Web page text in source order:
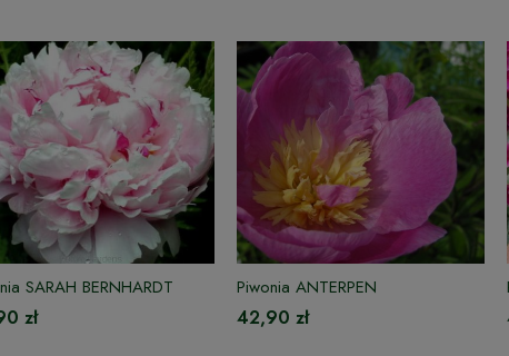
SARAH BERNHARDT
zł
Piwonia ANTERPEN
42,90 zł